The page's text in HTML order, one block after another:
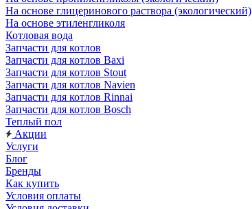
На основе глицеринового раствора (экологический)
На основе этиленгликоля
Котловая вода
Запчасти для котлов
Запчасти для котлов Baxi
Запчасти для котлов Stout
Запчасти для котлов Navien
Запчасти для котлов Rinnai
Запчасти для котлов Bosch
Теплый пол
Акции
Услуги
Блог
Бренды
Как купить
Условия оплаты